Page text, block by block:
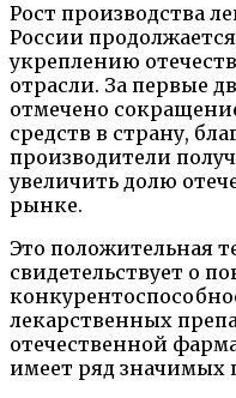
Рост производства
России
укреплению
отрасли. За первые
отмечено
средств в страну,
производители
увеличить долю
рынке.
Это положительная
свидетельствует о
лекарственных
отечественной
имеет ряд значимых